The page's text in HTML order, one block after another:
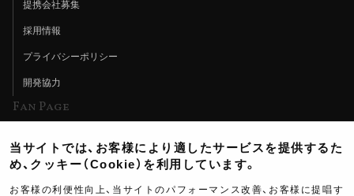
提携会社募集
採用情報
プライバシーポリシー
開発協力
Fan Page
ヨシムラTV
イベント情報
当サイトでは、お客様により適したサービスを提供するた
め、クッキー（Cookie）を利用しています。
お客様の利便性向上、当サイトのパフォーマンス改善、お客様に提唱す